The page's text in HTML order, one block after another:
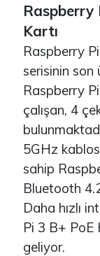
Raspberry
Kartı
Raspberry
serisinin son
Raspberry
çalışan, 4
5GHz
sahip
Bluetooth
Daha hızlı
Pi 3 B+
geliyor.